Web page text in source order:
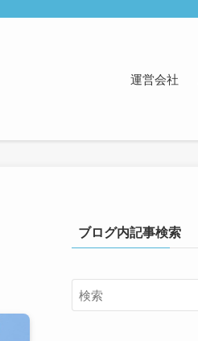
運営会社
ブログ内記事検索